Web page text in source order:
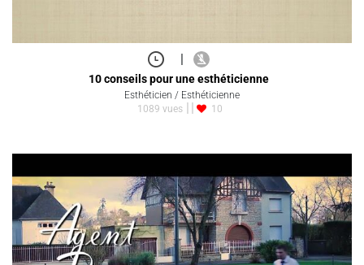
|
10 conseils pour une esthéticienne
Esthéticien / Esthéticienne
1089 vues
10